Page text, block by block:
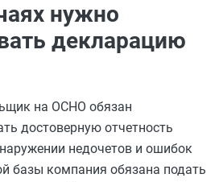
нужно
декларацию
на ОСНО обязан
достоверную отчетность
недочетов и ошибок
базы компания обязана подать